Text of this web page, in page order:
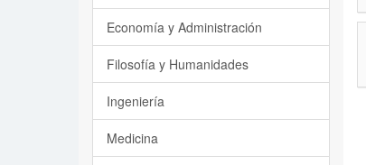
Economía y Administración
Filosofía y Humanidades
Ingeniería
Medicina